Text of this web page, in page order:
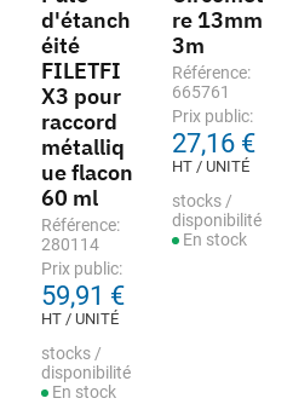
d'étanch
éité
FILETFI
X3 pour
raccord
métalliq
ue flacon
60 ml
Référence:
280114
Prix public:
59,91 €
HT / UNITÉ
stocks /
disponibilité
En stock
re 13mm
3m
Référence:
665761
Prix public:
27,16 €
HT / UNITÉ
stocks /
disponibilité
En stock